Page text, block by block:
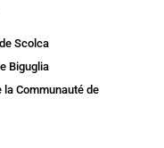
Scolca
Biguglia
Communauté de